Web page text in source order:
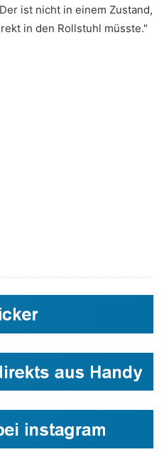
ist nicht in einem Zustand,
in den Rollstuhl müsste."